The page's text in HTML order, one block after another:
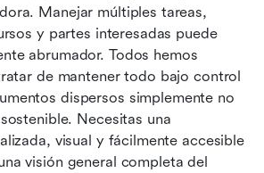
Manejar múltiples tareas,
y partes interesadas puede
abrumador. Todos hemos
de mantener todo bajo control
dispersos simplemente no
Necesitas una
visual y fácilmente accesible
visión general completa del
de gestión de proyectos:
sobre los tableros de gestión